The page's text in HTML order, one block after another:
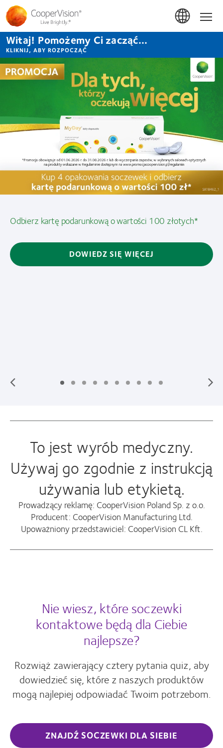
Przejdź
do
treści
Witaj! Pomożemy Ci zacząć...
KLIKNIJ, ABY ROZPOCZĄĆ
Soczewki
kontaktowe
CooperVision
100 złotych* Dla tych którzy
DOWIEDZ SIĘ
To jest wyrób medyczny.
Używaj go zgodnie z instrukcją
używania lub etykietą.
Prowadzący reklamę: CooperVision Poland Sp. z o.o.
Producent: CooperVision Manufacturing Ltd.
Upoważniony przedstawiciel: CooperVision CL Kft.
Nie wiesz, które soczewki
kontaktowe będą dla Ciebie
najlepsze?
Rozwiąż zawierający cztery pytania quiz, aby
dowiedzieć się, które z naszych produktów
mogą najlepiej odpowiadać Twoim potrzebom.
ZNAJDŹ SOCZEWKI DLA SIEBIE